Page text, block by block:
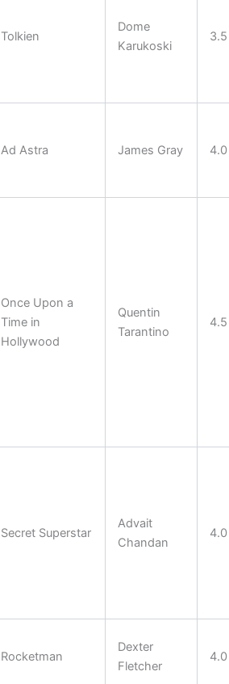
Tolkien
Dome
Karukoski
3.5
Ad Astra James Gray 4.0
Once Upon a
Time in
Hollywood
Quentin
Tarantino
4.5
Secret Superstar
Advait
Chandan
4.0
Rocketman
Dexter
Fletcher
4.0